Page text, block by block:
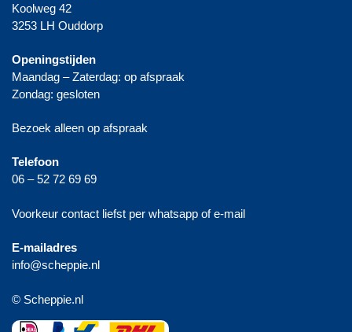
Koolweg 42
3253 LH Ouddorp
Openingstijden
Maandag – Zaterdag: op afspraak
Zondag: gesloten
Bezoek alleen op afspraak
Telefoon
06 – 52 72 69 69
Voorkeur contact liefst per whatsapp of e-mail
E-mailadres
info@scheppie.nl
© Scheppie.nl